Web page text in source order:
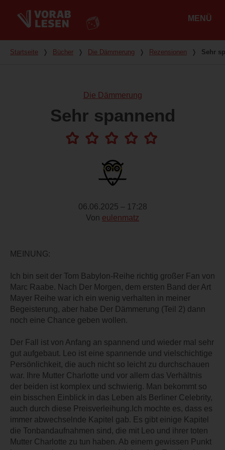
MENÜ
Du bist hier
Startseite ❭ Bücher ❭ Die Dämmerung ❭ Rezensionen ❭ Sehr
Die Dämmerung
Sehr spannend
06.06.2025 – 17:28
Von eulenmatz
MEINUNG:
Ich bin seit der Tom Babylon-Reihe richtig großer Fan von
Marc Raabe. Nach Der Morgen, dem ersten Band der Art
Mayer Reihe war ich ein wenig verhalten in meiner
Begeisterung, aber habe Der Dämmerung (Teil 2) dann
noch eine Chance geben wollen.
Der Fall ist von Anfang an spannend und wieder mal sehr
gut aufgebaut. Leo ist eine spannende und vielschichtige
Persönlichkeit, die auch nicht so leicht zu durchschauen
war. Ihre Mutter Charlotte und vor allem das Verhältnis
der beiden ist komplex und schwierig. Man bekommt so
ein bisschen Einblick in das Leben als Berliner Celebrity,
auch durch diese Preisverleihung.Ich mochte es, dass es
immer abwechselnde Kapitel gab. Es gibt einige Kapitel
die Tonbandaufnahmen sind, die mit Leo und ihrer toten
Mutter Charlotte zu tun haben. Ab einem gewissen Punkt